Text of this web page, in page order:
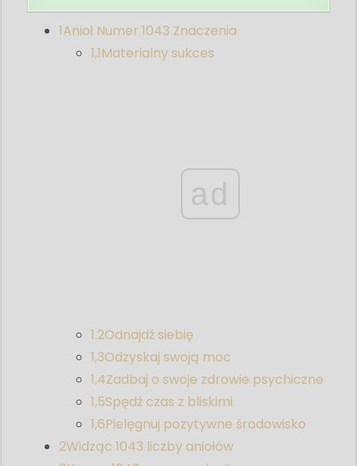
1Anioł Numer 1043 Znaczenia
1,1Materialny sukces
ad
1.2Odnajdź siebię
1,3Odzyskaj swoją moc
1,4Zadbaj o swoje zdrowie psychiczne
1,5Spędź czas z bliskimi
1,6Pielęgnuj pozytywne środowisko
2Widząc 1043 liczby aniołów